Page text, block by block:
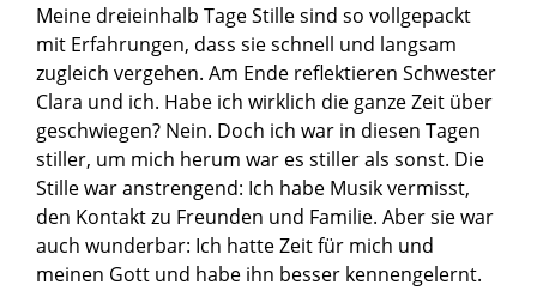
Meine dreieinhalb Tage Stille sind so vollgepackt
mit Erfahrungen, dass sie schnell und langsam
zugleich vergehen. Am Ende reflektieren Schwester
Clara und ich. Habe ich wirklich die ganze Zeit über
geschwiegen? Nein. Doch ich war in diesen Tagen
stiller, um mich herum war es stiller als sonst. Die
Stille war anstrengend: Ich habe Musik vermisst,
den Kontakt zu Freunden und Familie. Aber sie war
auch wunderbar: Ich hatte Zeit für mich und
meinen Gott und habe ihn besser kennengelernt.